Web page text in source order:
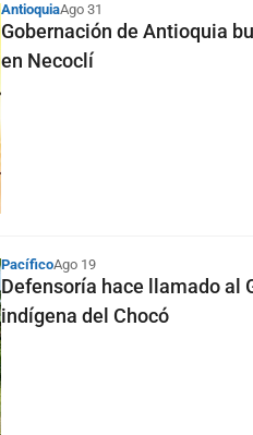
AntioquiaAgo 31
Gobernación de Antioquia
en Necoclí
PacíficoAgo 19
Defensoría hace llamado al
indígena del Chocó